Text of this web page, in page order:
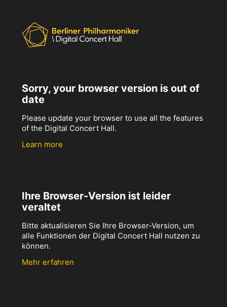
Sorry, your browser version is out of
date
Please update your browser to use all the features
of the Digital Concert Hall.
Learn more
Ihre Browser-Version ist leider
veraltet
Bitte aktualisieren Sie Ihre Browser-Version, um
alle Funktionen der Digital Concert Hall nutzen zu
können.
Mehr erfahren